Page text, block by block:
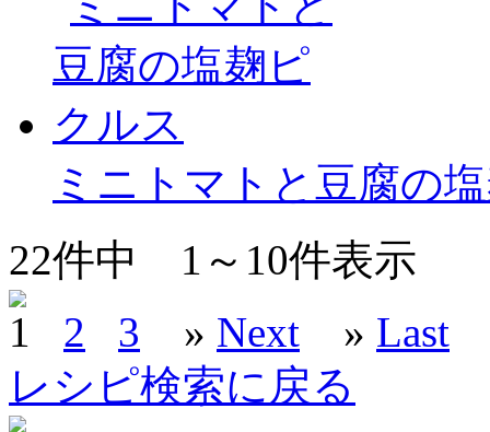
ミニトマトと豆腐の
22件中 1～10件表示
1 2 3 » Next » Last
レシピ検索に戻る